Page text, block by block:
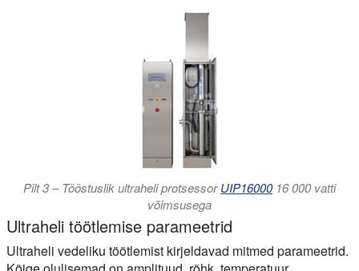
Pilt 3 – Tööstuslik ultraheli protsessorUIP1600016 000 vatti
võimsusega
Ultraheli töötlemise parameetrid
Ultraheli vedeliku töötlemist kirjeldavad mitmed parameetrid.